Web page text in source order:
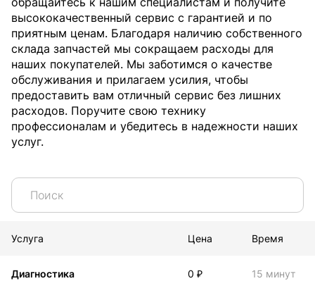
высококачественный сервис с гарантией и по
приятным ценам. Благодаря наличию собственного
склада запчастей мы сокращаем расходы для
наших покупателей. Мы заботимся о качестве
обслуживания и прилагаем усилия, чтобы
предоставить вам отличный сервис без лишних
расходов. Поручите свою технику
профессионалам и убедитесь в надежности наших
услуг.
Услуга Цена Время
Диагностика 0 ₽ 15 минут